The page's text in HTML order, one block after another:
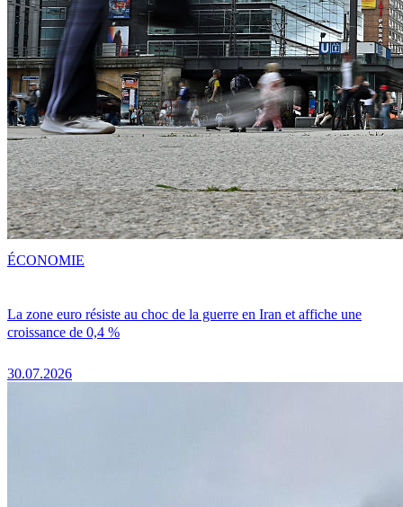
La zone euro résiste au choc de la guerre en Iran et affiche une
croissance de 0,4 %
30.07.2026
ÉCONOMIE